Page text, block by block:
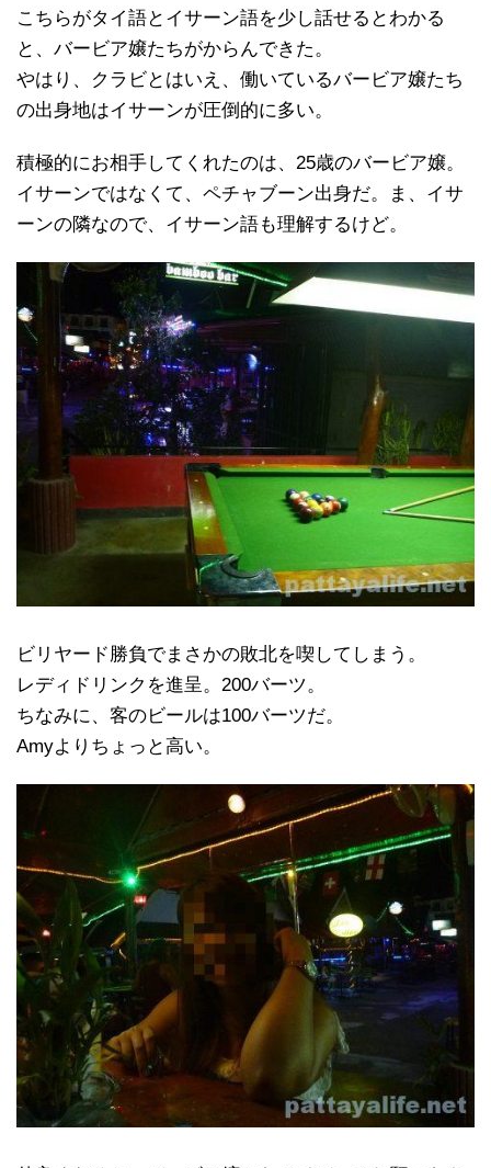
こちらがタイ語とイサーン語を少し話せるとわかる
と、バービア嬢たちがからんできた。
やはり、クラビとはいえ、働いているバービア嬢たち
の出身地はイサーンが圧倒的に多い。
積極的にお相手してくれたのは、25歳のバービア嬢。
イサーンではなくて、ペチャブーン出身だ。ま、イサ
ーンの隣なので、イサーン語も理解するけど。
ビリヤード勝負でまさかの敗北を喫してしまう。
レディドリンクを進呈。200バーツ。
ちなみに、客のビールは100バーツだ。
Amyよりちょっと高い。